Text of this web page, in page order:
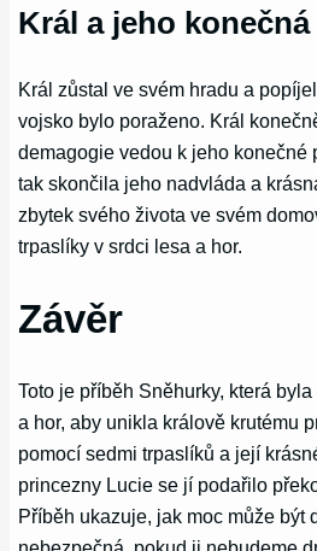
Král a jeho
Král zůstal ve svém hradu a
vojsko bylo poraženo. Král
demagogie vedou k jeho konečné
tak skončila jeho nadvláda a
zbytek svého života ve svém
trpaslíky v srdci lesa a hor.
Závěr
Toto je příběh Sněhurky, která
a hor, aby unikla králově krutému
pomocí sedmi trpaslíků a její
princezny Lucie se jí podařilo
Příběh ukazuje, jak moc může být